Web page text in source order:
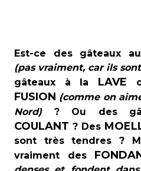
Est-ce des gâteaux
(pas vraiment, car ils
gâteaux à la LAVE
FUSION (comme on
Nord)? Ou des
COULANT ? Des
sont très tendres ?
vraiment des